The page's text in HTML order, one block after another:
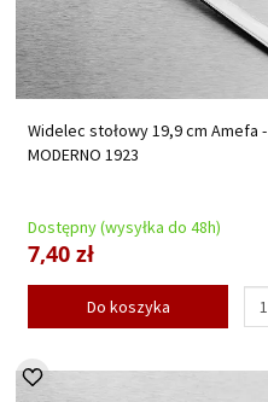
Widelec stołowy 19,9 cm Amefa -
MODERNO 1923
Dostępny (wysyłka do 48h)
7,40 zł
Do koszyka